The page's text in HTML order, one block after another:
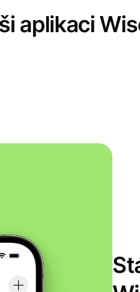
aplikaci